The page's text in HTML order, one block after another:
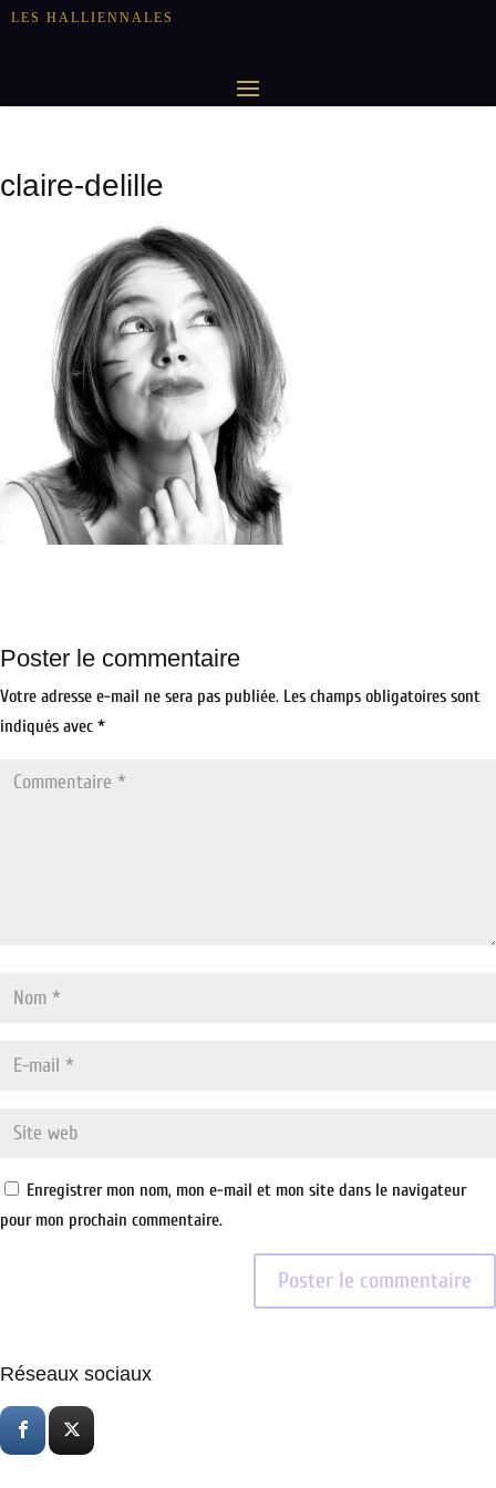
LES HALLIENNALES
claire-delille
Poster le commentaire
Votre adresse e-mail ne sera pas publiée. Les champs obligatoires sont
indiqués avec *
Enregistrer mon nom, mon e-mail et mon site dans le navigateur
pour mon prochain commentaire.
Réseaux sociaux